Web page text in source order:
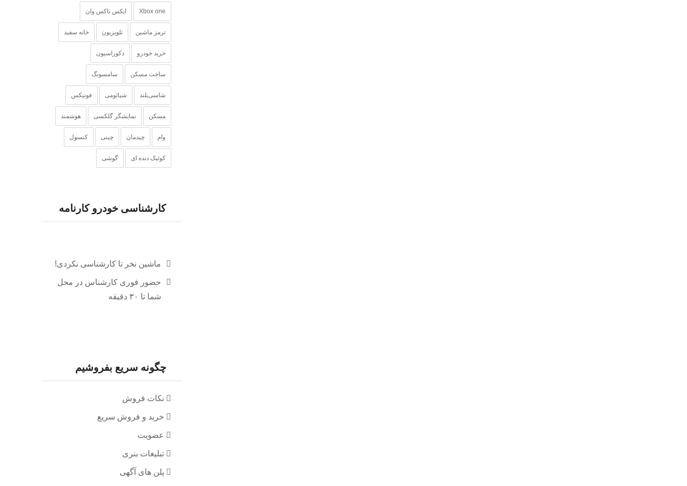
Xbox one ایکس باکس وان
ترمز ماشین تلویزیون خانه سفید
خرید خودرو دکوراسیون
ساخت مسکن سامسونگ
شاسی‌بلند شیائومی فونیکس
مسکن نمایشگر گلکسی هوشمند
وام چیدمان چینی کنسول
کوئیک دنده ای گوشی‌
کارشناسی خودرو کارنامه
ماشین نخر تا کارشناسی نکردی!
حضور فوری کارشناس در محل
شما تا ۳۰ دقیقه
چگونه سریع بفروشیم
نکات فروش
خرید و فروش سریع
عضویت
تبلیغات بنری
پلن های آگهی